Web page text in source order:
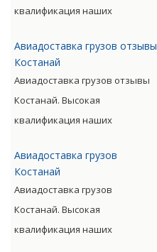
категории грузов.
квалификация наших
специальную подготовку,
позволяет мастерски
обслуживать перевозки всех
категории грузов.
Авиадоставка грузов отзывы
Костанай
Авиадоставка грузов отзывы
Костанай. Высокая
квалификация наших
специальную подготовку,
позволяет мастерски
обслуживать перевозки всех
категории грузов.
Авиадоставка грузов
Костанай
Авиадоставка грузов
Костанай. Высокая
квалификация наших